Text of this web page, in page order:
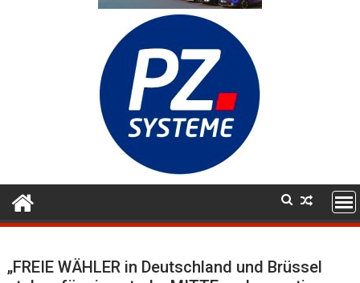
„FREIE WÄHLER in Deutschland und Brüssel